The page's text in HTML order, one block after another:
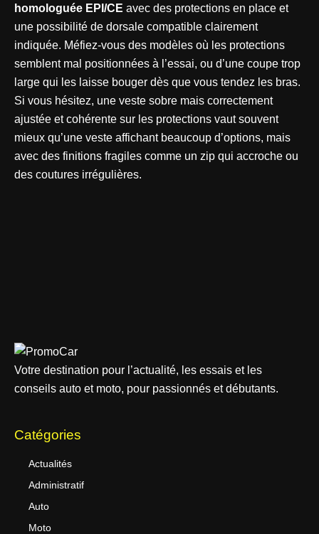
homologuée EPI/CE avec des protections en place et
une possibilité de dorsale compatible clairement
indiquée. Méfiez-vous des modèles où les protections
semblent mal positionnées à l’essai, ou d’une coupe trop
large qui les laisse bouger dès que vous tendez les bras.
Si vous hésitez, une veste sobre mais correctement
ajustée et cohérente sur les protections vaut souvent
mieux qu’une veste affichant beaucoup d’options, mais
avec des finitions fragiles comme un zip qui accroche ou
des coutures irrégulières.
Votre destination pour l’actualité, les essais et les
conseils auto et moto, pour passionnés et débutants.
Catégories
Actualités
Administratif
Auto
Moto